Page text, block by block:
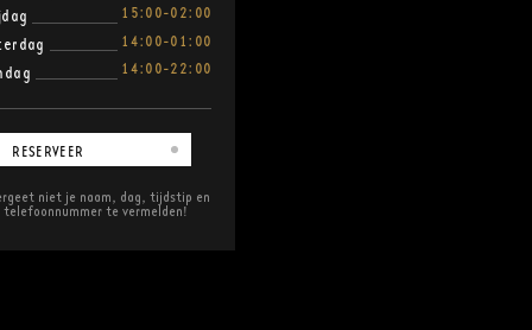
15:00-02:00
14:00-01:00
14:00-22:00
RESERVEER
niet je naam, dag, tijdstip en
telefoonnummer te vermelden!